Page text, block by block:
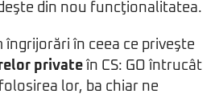
din nou funcţionalitatea.
îngrijorări în ceea ce priveşte
private în CS: GO întrucât
lor, ba chiar ne